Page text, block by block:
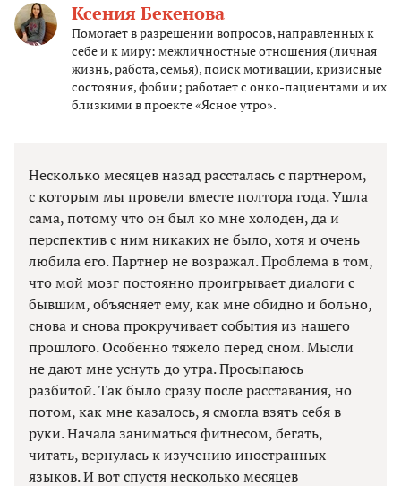
Ксения Бекенова
Помогает в разрешении вопросов, направленных к
себе и к миру: межличностные отношения (личная
жизнь, работа, семья), поиск мотивации, кризисные
состояния, фобии; работает с онко-пациентами и их
близкими в проекте «Ясное утро».
Несколько месяцев назад рассталась с партнером,
с которым мы провели вместе полтора года. Ушла
сама, потому что он был ко мне холоден, да и
перспектив с ним никаких не было, хотя и очень
любила его. Партнер не возражал. Проблема в том,
что мой мозг постоянно проигрывает диалоги с
бывшим, объясняет ему, как мне обидно и больно,
снова и снова прокручивает события из нашего
прошлого. Особенно тяжело перед сном. Мысли
не дают мне уснуть до утра. Просыпаюсь
разбитой. Так было сразу после расставания, но
потом, как мне казалось, я смогла взять себя в
руки. Начала заниматься фитнесом, бегать,
читать, вернулась к изучению иностранных
языков. И вот спустя несколько месяцев